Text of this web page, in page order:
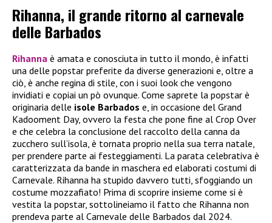
Rihanna, il grande ritorno al carnevale
delle Barbados
Rihanna è amata e conosciuta in tutto il mondo, è infatti
una delle popstar preferite da diverse generazioni e, oltre a
ciò, è anche regina di stile, con i suoi look che vengono
invidiati e copiai un pò ovunque. Come saprete la popstar è
originaria delle isole Barbados e, in occasione del Grand
Kadooment Day, ovvero la festa che pone fine al Crop Over
e che celebra la conclusione del raccolto della canna da
zucchero sull’isola, è tornata proprio nella sua terra natale,
per prendere parte ai festeggiamenti. La parata celebrativa è
caratterizzata da bande in maschera ed elaborati costumi di
Carnevale. Rihanna ha stupido davvero tutti, sfoggiando un
costume mozzafiato! Prima di scoprire insieme come si è
vestita la popstar, sottolineiamo il fatto che Rihanna non
prendeva parte al Carnevale delle Barbados dal 2024.